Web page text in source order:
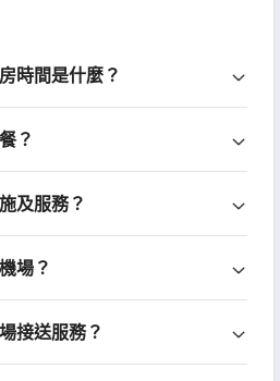
時間是什麼？
？
及服務？
場？
接送服務？